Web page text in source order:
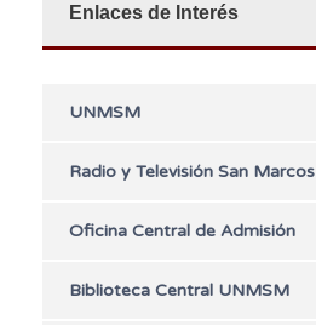
Enlaces de Interés
UNMSM
Radio y Televisión San Marcos
Oficina Central de Admisión
Biblioteca Central UNMSM